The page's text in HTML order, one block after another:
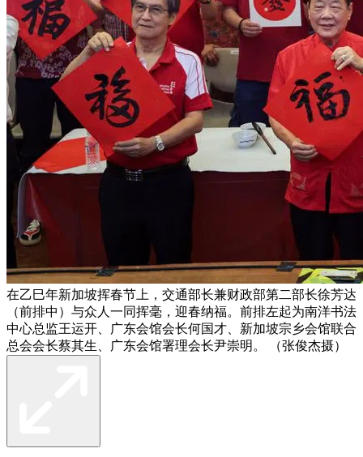
在乙巳年新加坡挥春节上，交通部长兼财政部第二部长徐芳达
（前排中）与众人一同挥毫，迎春纳福。前排左起为南洋书法
中心总监王运开、广东会馆会长何国才、新加坡宗乡会馆联合
总会会长蔡其生、广东会馆署理会长尹崇明。 （张俊杰摄）